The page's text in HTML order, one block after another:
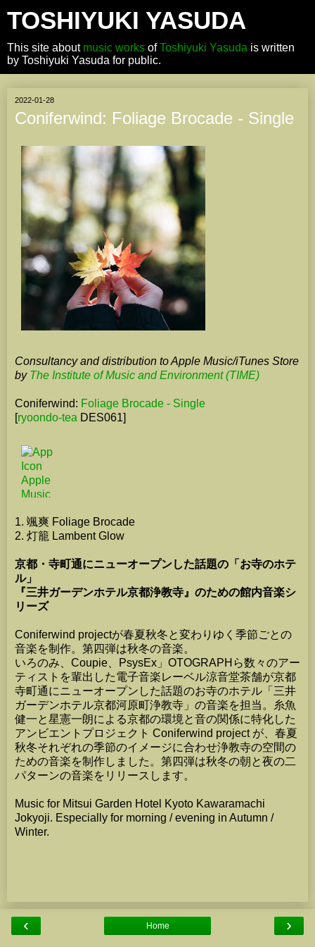
TOSHIYUKI YASUDA
This site about music works ofToshiyuki Yasuda is written
by Toshiyuki Yasuda for public.
2022-01-28
Coniferwind: Foliage Brocade - Single
Consultancy and distribution to Apple Music/iTunes Store
by The Institute of Music and Environment (TIME)
Coniferwind: Foliage Brocade - Single
[ryoondo-tea DES061]
1. 颯爽 Foliage Brocade
2. 灯籠 Lambent Glow
京都・寺町通にニューオープンした話題の「お寺のホテ
ル」
『三井ガーデンホテル京都浄教寺』のための館内音楽シ
リーズ
Coniferwind projectが春夏秋冬と変わりゆく季節ごとの
音楽を制作。第四弾は秋冬の音楽。
いろのみ、Coupie、PsysEx」OTOGRAPHら数々のアー
ティストを輩出した電子音楽レーベル涼音堂茶舗が京都
寺町通にニューオープンした話題のお寺のホテル「三井
ガーデンホテル京都河原町浄教寺」の音楽を担当。糸魚
健一と星憲一朗による京都の環境と音の関係に特化した
アンビエントプロジェクト Coniferwind project が、春夏
秋冬それぞれの季節のイメージに合わせ浄教寺の空間の
ための音楽を制作しました。第四弾は秋冬の朝と夜の二
パターンの音楽をリリースします。
Music for Mitsui Garden Hotel Kyoto Kawaramachi
Jokyoji. Especially for morning / evening in Autumn /
Winter.
‹ ›
Home